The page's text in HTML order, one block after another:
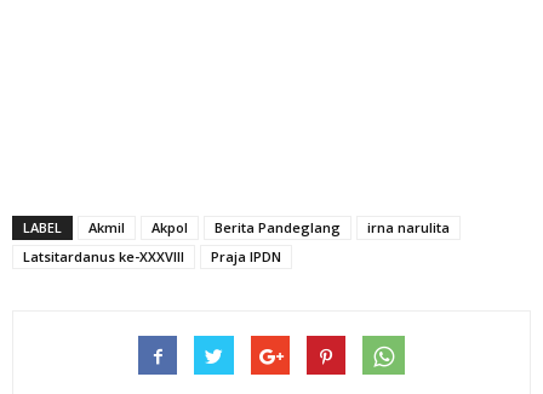
LABEL Akmil Akpol Berita Pandeglang
irna narulita
Latsitardanus ke-XXXVIII
Praja IPDN